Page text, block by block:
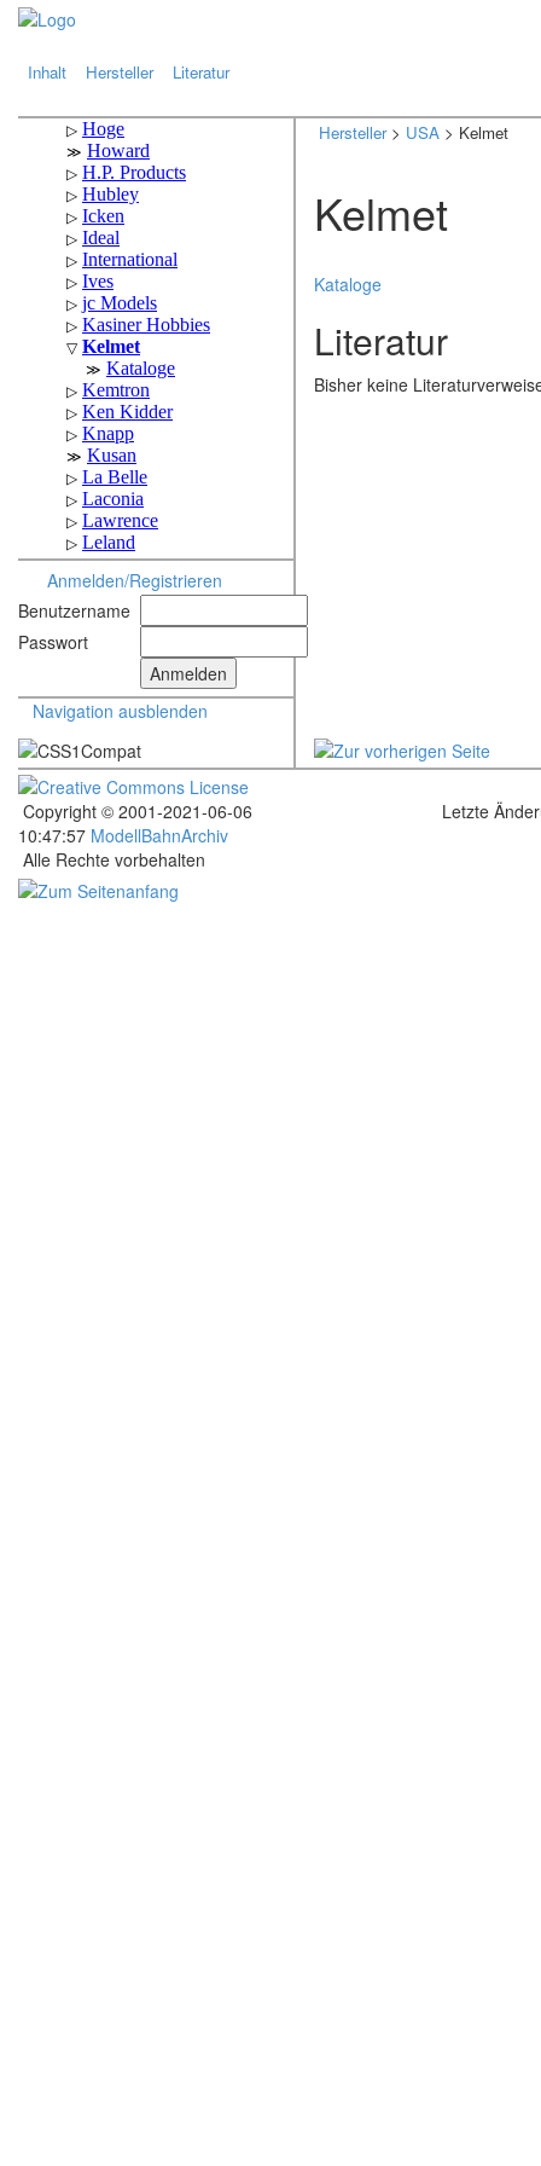
Inhalt Hersteller Literatur
Anmelden/Registrieren
Benutzername
Passwort
Navigation ausblenden
Hersteller> USA > Kelmet
Kelmet
Kataloge
Literatur
Bisher keine
Copyright © 2001-2021-06-06
10:47:57 ModellBahnArchiv
Letzte
Alle Rechte vorbehalten